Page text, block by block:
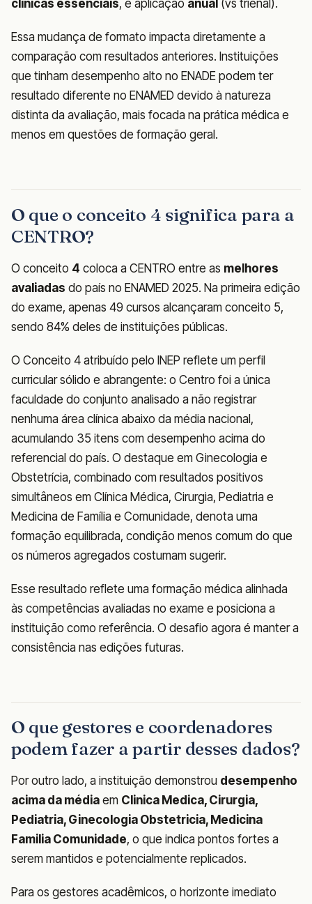
clínicas essenciais, e aplicação anual (vs trienal).
Essa mudança de formato impacta diretamente a
comparação com resultados anteriores. Instituições
que tinham desempenho alto no ENADE podem ter
resultado diferente no ENAMED devido à natureza
distinta da avaliação, mais focada na prática médica e
menos em questões de formação geral.
O que o conceito 4 significa para a
CENTRO?
O conceito 4 coloca a CENTRO entre as melhores
avaliadas do país no ENAMED 2025. Na primeira edição
do exame, apenas 49 cursos alcançaram conceito 5,
sendo 84% deles de instituições públicas.
O Conceito 4 atribuído pelo INEP reflete um perfil
curricular sólido e abrangente: o Centro foi a única
faculdade do conjunto analisado a não registrar
nenhuma área clínica abaixo da média nacional,
acumulando 35 itens com desempenho acima do
referencial do país. O destaque em Ginecologia e
Obstetrícia, combinado com resultados positivos
simultâneos em Clínica Médica, Cirurgia, Pediatria e
Medicina de Família e Comunidade, denota uma
formação equilibrada, condição menos comum do que
os números agregados costumam sugerir.
Esse resultado reflete uma formação médica alinhada
às competências avaliadas no exame e posiciona a
instituição como referência. O desafio agora é manter a
consistência nas edições futuras.
O que gestores e coordenadores
podem fazer a partir desses dados?
Por outro lado, a instituição demonstrou desempenho
acima da média em Clinica Medica, Cirurgia,
Pediatria, Ginecologia Obstetricia, Medicina
Familia Comunidade, o que indica pontos fortes a
serem mantidos e potencialmente replicados.
Para os gestores acadêmicos, o horizonte imediato